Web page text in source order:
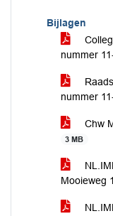
Bijlagen
nummer
nummer
Chw
3 MB
Mooieweg